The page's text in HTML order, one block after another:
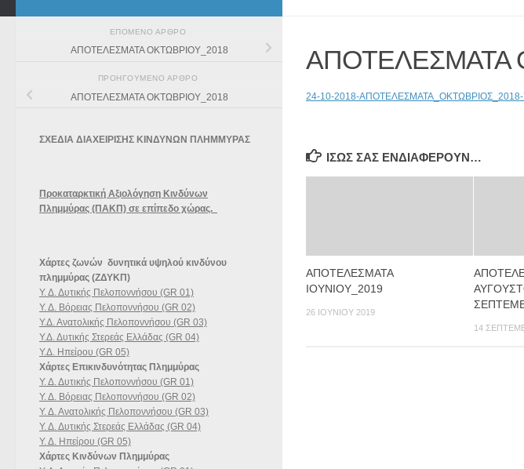
ΑΠΟΤΕΛΕΣΜΑΤΑ
24-10-2018-ΑΠΟΤΕΛΕΣΜΑΤΑ_ΟΚΤΩΒΡΙΟΣ_2018-
ΊΣΩΣ ΣΑΣ ΕΝΔΙΑΦΈΡΟΥΝ…
ΑΠΟΤΕΛΕΣΜΑΤΑ
ΙΟΥΝΙΟΥ_2019
26 ΙΟΥΝΊΟΥ 2019
14
ΕΠΌΜΕΝΟ ΆΡΘΡΟ
ΑΠΟΤΕΛΕΣΜΑΤΑ ΟΚΤΩΒΡΙΟΥ_2018
ΠΡΟΗΓΟΎΜΕΝΟ ΆΡΘΡΟ
ΑΠΟΤΕΛΕΣΜΑΤΑ ΟΚΤΩΒΡΙΟΥ_2018
ΣΧΕΔΙΑ ΔΙΑΧΕΙΡΙΣΗΣ ΚΙΝΔΥΝΩΝ ΠΛΗΜΜΥΡΑΣ
Προκαταρκτική Αξιολόγηση Κινδύνων
Πλημμύρας (ΠΑΚΠ) σε επίπεδο χώρας.
Χάρτες ζωνών δυνητικά υψηλού κινδύνου
πλημμύρας (ΖΔΥΚΠ)
Υ. Δ. Δυτικής Πελοποννήσου (GR 01)
Υ. Δ. Βόρειας Πελοποννήσου (GR 02)
Υ.Δ. Ανατολικής Πελοποννήσου (GR 03)
Υ.Δ. Δυτικής Στερεάς Ελλάδας (GR 04)
Υ.Δ. Ηπείρου (GR 05)
Χάρτες Επικινδυνότητας Πλημμύρας
Υ. Δ. Δυτικής Πελοποννήσου (GR 01)
Υ. Δ. Βόρειας Πελοποννήσου (GR 02)
Υ. Δ. Ανατολικής Πελοποννήσου (GR 03)
Υ. Δ. Δυτικής Στερεάς Ελλάδας (GR 04)
Υ. Δ. Ηπείρου (GR 05)
Χάρτες Κινδύνων Πλημμύρας